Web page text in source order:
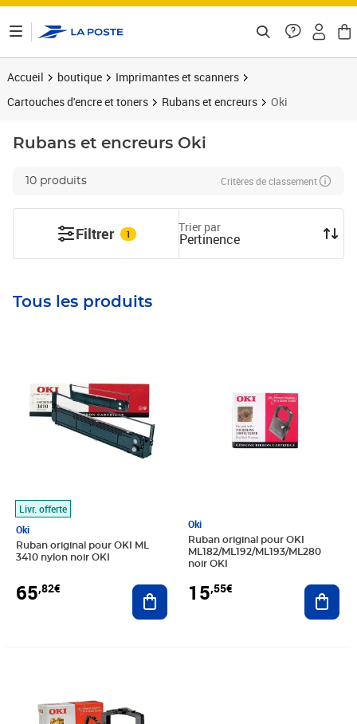
Accueil boutique
Imprimantes et scanners
Cartouches d'encre et toners
Rubans et encreurs Oki
Rubans et encreurs Oki
10 produits Critères de classement
Filtrer 1 Trier par
Pertinence
Tous les produits
Livr. offerte
Oki
Ruban original pour OKI ML
3410 nylon noir OKI
65,82€ Ajouter au panier
Oki
Ruban original pour OKI
ML182/ML192/ML193/ML280
noir OKI
15,55€